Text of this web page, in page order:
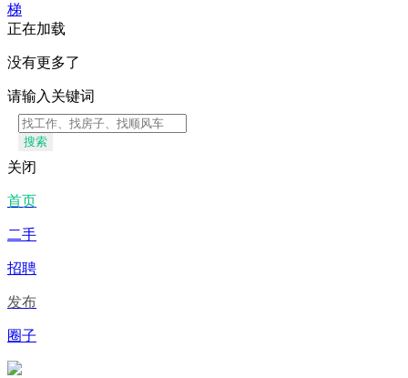
梯
正在加载
没有更多了
请输入关键词
搜索
关闭
首页
二手
招聘
发布
圈子